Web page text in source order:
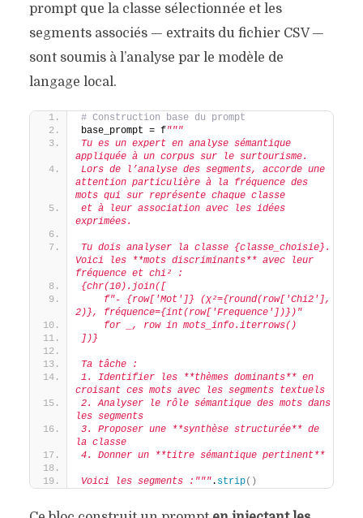
prompt que la classe sélectionnée et les
segments associés — extraits du fichier CSV —
sont soumis à l’analyse par le modèle de
langage local.
# Construction base du prompt
base_prompt = f"""
Tu es un expert en analyse sémantique
appliquée à un corpus sur le surtourisme.
Lors de l’analyse des segments, accorde une
attention particulière à la fréquence des
mots qui sur représente chaque classe
et à leur association avec les idées
exprimées.
Tu dois analyser la classe {classe_choisie}.
Voici les **mots discriminants** avec leur
fréquence et chi² :
{chr(10).join([
    f"- {row['Mot']} (χ²={round(row['Chi2'],
2)}, fréquence={int(row['Frequence'])})"
    for _, row in mots_info.iterrows()
])}
Ta tâche :
1. Identifier les **thèmes dominants** en
croisant ces mots avec les segments textuels
2. Analyser le rôle sémantique des mots dans
les segments
3. Proposer une **synthèse structurée** de
la classe
4. Donner un **titre sémantique pertinent**
Voici les segments :""". strip()